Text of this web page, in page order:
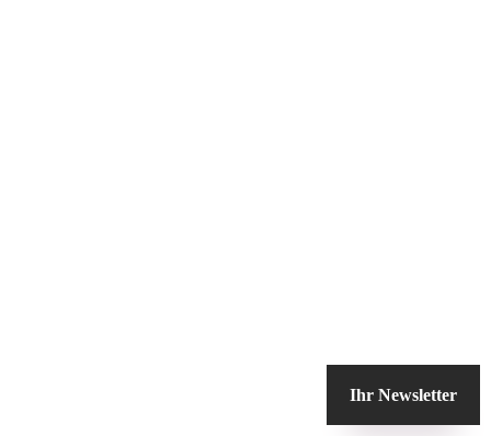
Ihr Newsletter